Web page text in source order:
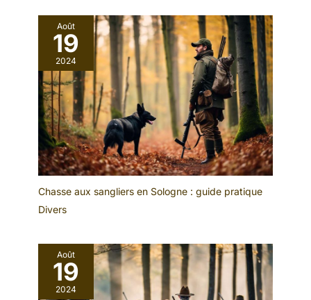
Août
19
2024
Chasse aux sangliers en Sologne : guide pratique
Divers
Août
19
2024